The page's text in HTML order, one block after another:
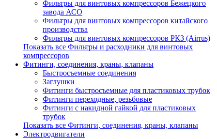
Фильтры для винтовых компрессоров Бежецкого
завода АСО
Фильтры для винтовых компрессоров китайского
производства
Фильтры для винтовых компрессоров РКЗ (Airrus)
Показать все Фильтры и расходники для винтовых
компрессоров
Фитинги, соединения, краны, клапаны
Быстросъемные соединения
Заглушки
Фитинги быстросъемные для пластиковых трубок
Фитинги переходные, резьбовые
Фитинги с накидной гайкой для пластиковых
трубок
Показать все Фитинги, соединения, краны, клапаны
Электродвигатели